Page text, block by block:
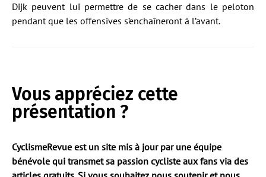
Dijk peuvent lui permettre de se cacher dans le peloton
pendant que les offensives s’enchaîneront à l’avant.
Vous appréciez cette
présentation ?
CyclismeRevue est un site mis à jour par une équipe
bénévole qui transmet sa passion cycliste aux fans via des